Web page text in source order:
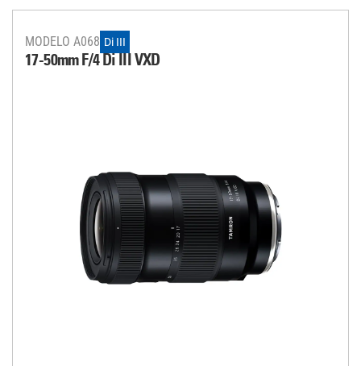
MODELO A068 Di III
17-50mm F/4Di IIIVXD